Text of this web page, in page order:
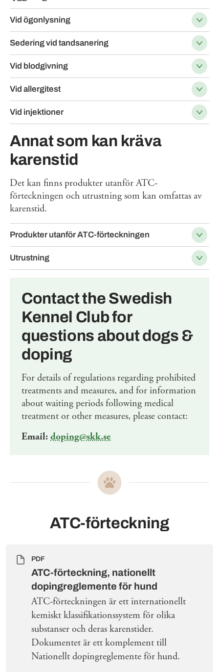
Vid ögonlysning
Sedering vid tandsanering
Vid blodgivning
Vid allergitest
Vid injektioner
Annat som kan kräva
karenstid
Det kan finns produkter utanför ATC-
förteckningen och utrustning som kan omfattas av
karenstid.
Produkter utanför ATC-förteckningen
Utrustning
Contact the Swedish
Kennel Club for
questions about dogs &
doping
For details of regulations regarding prohibited
treatments and measures, and for information
about waiting periods following medical
treatment or other measures, please contact:
Email: doping@skk.se
ATC-förteckning
PDF
ATC-förteckning, nationellt
dopingreglemente för hund
ATC-förteckningen är ett internationellt
kemiskt klassifikationssystem för olika
substanser och deras karenstider.
Dokumentet är ett komplement till
Nationellt dopingreglemente för hund.